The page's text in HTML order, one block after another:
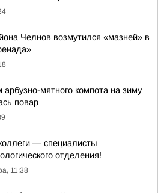
Челнов возмутился «мазней» в
арбузно-мятного компота на зиму
повар
— специалисты
отделения!
11:38